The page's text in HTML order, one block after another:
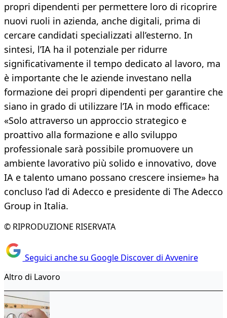
propri dipendenti per permettere loro di ricoprire
nuovi ruoli in azienda, anche digitali, prima di
cercare candidati specializzati all’esterno. In
sintesi, l’IA ha il potenziale per ridurre
significativamente il tempo dedicato al lavoro, ma
è importante che le aziende investano nella
formazione dei propri dipendenti per garantire che
siano in grado di utilizzare l’IA in modo efficace:
«Solo attraverso un approccio strategico e
proattivo alla formazione e allo sviluppo
professionale sarà possibile promuovere un
ambiente lavorativo più solido e innovativo, dove
IA e talento umano possano crescere insieme» ha
concluso l’ad di Adecco e presidente di The Adecco
Group in Italia.
© RIPRODUZIONE RISERVATA
Seguici anche su Google Discover di Avvenire
Altro di Lavoro